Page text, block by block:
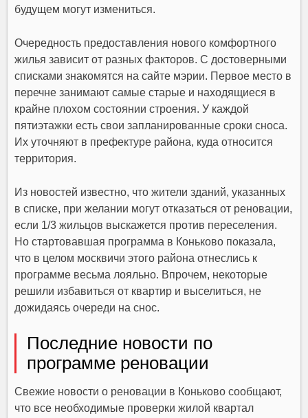
будущем могут измениться.
Очередность предоставления нового комфортного
жилья зависит от разных факторов. С достоверными
списками знакомятся на сайте мэрии. Первое место в
перечне занимают самые старые и находящиеся в
крайне плохом состоянии строения. У каждой
пятиэтажки есть свои запланированные сроки сноса.
Их уточняют в префектуре района, куда относится
территория.
Из новостей известно, что жители зданий, указанных
в списке, при желании могут отказаться от реновации,
если 1/3 жильцов выскажется против переселения.
Но стартовавшая программа в Коньково показала,
что в целом москвичи этого района отнеслись к
программе весьма лояльно. Впрочем, некоторые
решили избавиться от квартир и выселиться, не
дожидаясь очереди на снос.
Последние новости по
программе реновации
Свежие новости о реновации в Коньково сообщают,
что все необходимые проверки жилой квартал